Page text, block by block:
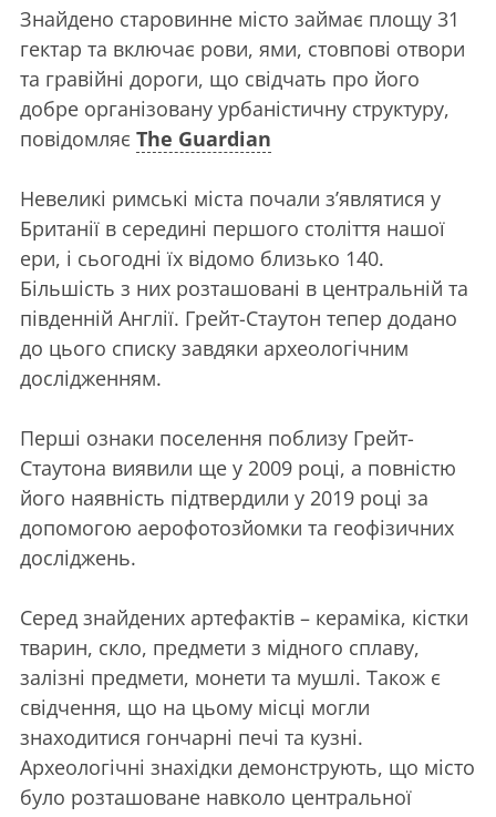
Знайдено старовинне місто займає площу 31
гектар та включає рови, ями, стовпові отвори
та гравійні дороги, що свідчать про його
добре організовану урбаністичну структуру,
повідомляє The Guardian
Невеликі римські міста почали з’являтися у
Британії в середині першого століття нашої
ери, і сьогодні їх відомо близько 140.
Більшість з них розташовані в центральній та
південній Англії. Грейт-Стаутон тепер додано
до цього списку завдяки археологічним
дослідженням.
Перші ознаки поселення поблизу Грейт-
Стаутона виявили ще у 2009 році, а повністю
його наявність підтвердили у 2019 році за
допомогою аерофотозйомки та геофізичних
досліджень.
Серед знайдених артефактів – кераміка, кістки
тварин, скло, предмети з мідного сплаву,
залізні предмети, монети та мушлі. Також є
свідчення, що на цьому місці могли
знаходитися гончарні печі та кузні.
Археологічні знахідки демонструють, що місто
було розташоване навколо центральної